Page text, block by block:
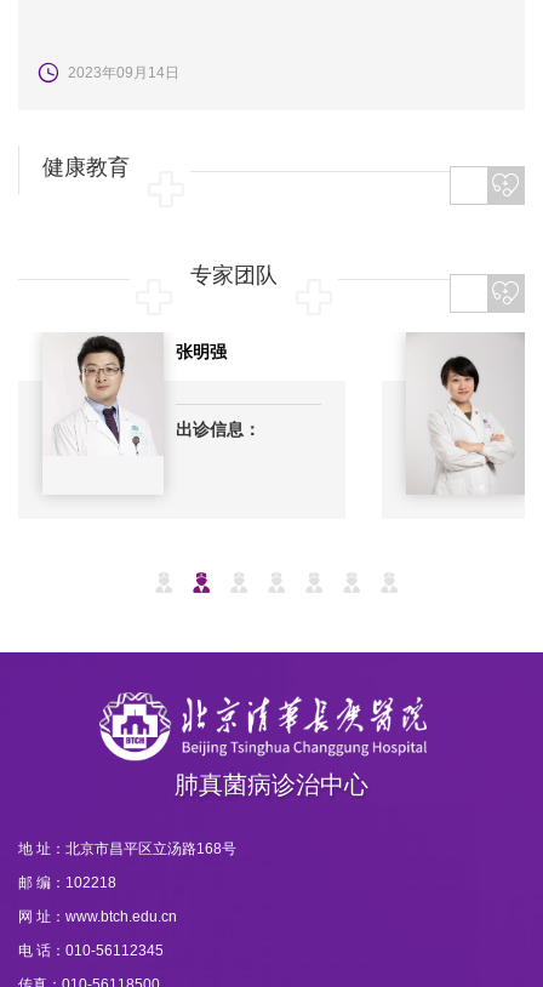
2023年09月14日
健康教育
专家团队
张明强
出诊信息：
肺真菌病诊治中心
地 址：北京市昌平区立汤路168号
邮 编：102218
网 址：www.btch.edu.cn
电 话：010-56112345